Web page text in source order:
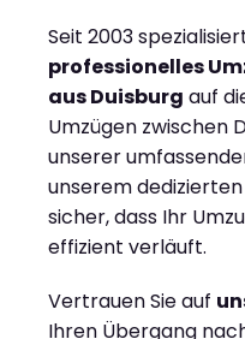
Seit 2003
professionelles
aus Duisburg auf
Umzügen zwischen
unserer
unserem
sicher, dass Ihr
effizient verläuft.
Vertrauen Sie auf
Ihren Übergang